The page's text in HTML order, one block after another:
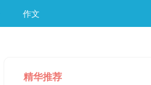
作文
精华推荐